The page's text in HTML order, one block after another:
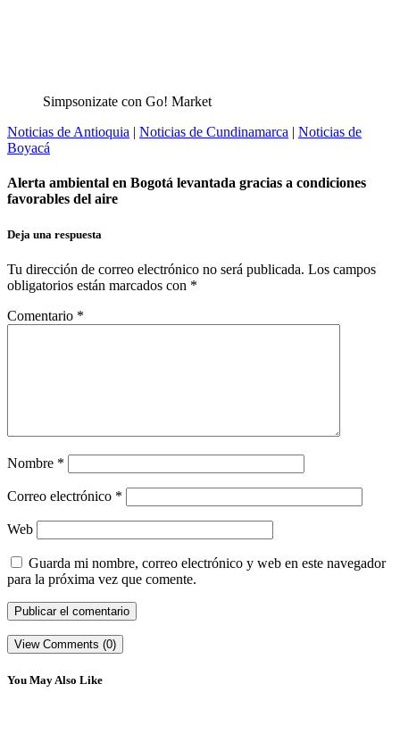
Simpsonizate con Go! Market
Noticias de Antioquia | Noticias de Cundinamarca | Noticias de
Boyacá
Alerta ambiental en Bogotá levantada gracias a condiciones
favorables del aire
Deja una respuesta
Tu dirección de correo electrónico no será publicada. Los campos
obligatorios están marcados con *
Comentario *
Nombre *
Correo electrónico *
Web
Guarda mi nombre, correo electrónico y web en este navegador
para la próxima vez que comente.
View Comments (0)
You May Also Like